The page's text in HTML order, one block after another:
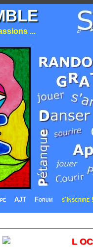
...
AJT Forum s'Inscrire !
L